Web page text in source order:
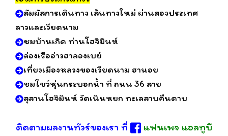
สัมผัสการเดินทาง เส้นทางใหม่ ผ่านสองประเทศ
ลาวและเวียดนาม
ชมบ้านเกิด ท่านโฮจิมินห์
ล่องเรืออ่าวฮาลองเบย์
เที่ยวเมืองหลวงของเวียดนาม ฮานอย
ชมโชว์หุ่นกระบอกน้ำ ที่ ถนน 36 สาย
สุสานโฮจิมินห์ วัดเนินหยก ทะเลสาบคืนดาบ
ติดตามผลงานทัวร์ของเรา ที่
แฟนเพจ แอลทูบี